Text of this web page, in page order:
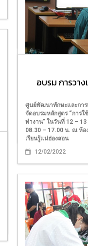
ศูนย์พัฒนาทักษะและการ
แม่ฮ่องสอน จัดอบรมหลั
2565 เวลา 08.30 -
22/07/2022
อบรม การใช้ง
ICT เสริมทักษะการทำง
โปรแกรม MS Excel
19/03/2022
อบรม การวา
ศูนย์พัฒนาทักษะและการ
จัดอบรมหลักสูตร “การใ
ทำงาน” ในวันที่ 12 –
08.30 – 17.00 น. ณ ห้อ
เรียนรู้แม่ฮ่องสอน
12/02/2022